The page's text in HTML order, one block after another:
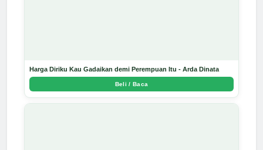
Harga Diriku Kau Gadaikan demi Perempuan Itu - Arda Dinata
Beli / Baca